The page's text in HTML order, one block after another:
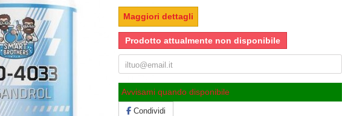
Maggiori dettagli
Prodotto attualmente non disponibile
Avvisami quando disponibile
Condividi